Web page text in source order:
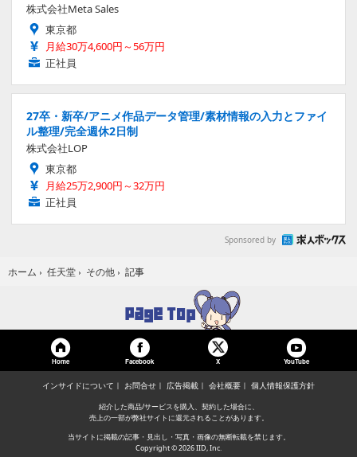
株式会社Meta Sales
東京都
月給30万4,600円～56万円
正社員
27卒・新卒/アニメ作品データ管理/素材情報の入力とファイ
ル整理/完全週休2日制
株式会社LOP
東京都
月給25万2,900円～32万円
正社員
Sponsored by
ホーム › 任天堂 › その他 › 記事
Home Facebook X YouTube
インサイドについて お問合せ 広告掲載 会社概要 個人情報保護方針
紹介した商品/サービスを購入、契約した場合に、
売上の一部が弊社サイトに還元されることがあります。
当サイトに掲載の記事・見出し・写真・画像の無断転載を禁じます。
Copyright © 2026 IID, Inc.